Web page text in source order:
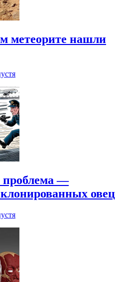
метеорите нашли
—
овец